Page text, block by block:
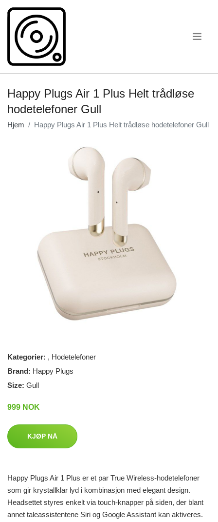
Happy Plugs Air 1 Plus Helt trådløse
hodetelefoner Gull
Hjem Happy Plugs Air 1 Plus Helt trådløse hodetelefoner Gull
Kategorier: , Hodetelefoner
Brand: Happy Plugs
Size: Gull
999 NOK
KJØP NÅ
Happy Plugs Air 1 Plus er et par True Wireless-hodetelefoner
som gir krystallklar lyd i kombinasjon med elegant design.
Headsettet styres enkelt via touch-knapper på siden, der blant
annet taleassistentene Siri og Google Assistant kan aktiveres.